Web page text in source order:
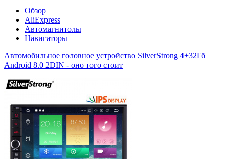
Обзор
AliExpress
Автомагнитолы
Навигаторы
Автомобильное головное устройство SilverStrong 4+32Гб
Android 8.0 2DIN - оно того стоит